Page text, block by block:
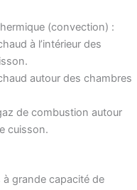
(convec­tion) :
à l’in­té­rieur des
autour des chambres
de com­bus­tion autour
cuisson.
grande capa­ci­té de